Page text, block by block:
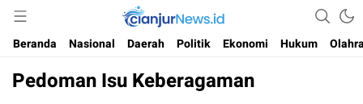
cianjurnews.id
Informasi Faktual dan Berimbang
Beranda
Nasional Daerah Politik Ekonomi Hukum
Pedoman Isu Keberagaman